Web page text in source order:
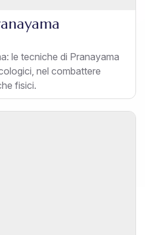
le tecniche di Pranayama
nel combattere
fisici.